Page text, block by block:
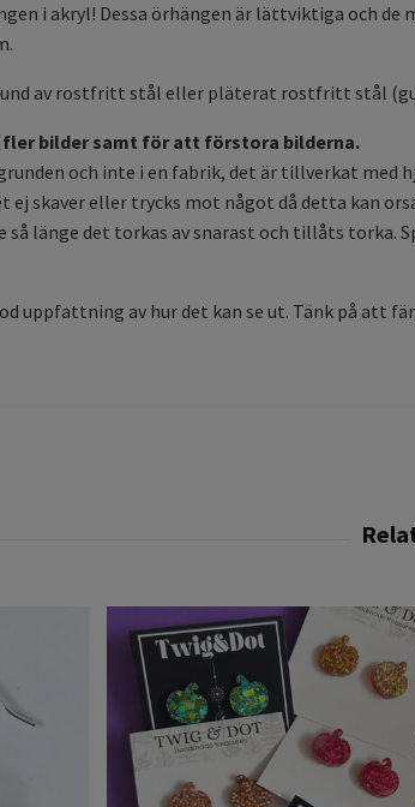
i akryl! Dessa örhängen är lättviktiga och
av rostfritt stål eller pläterat rostfritt stål
fler bilder samt för att förstora bilderna.
och inte i en fabrik, det är tillverkat med
skaver eller trycks mot något då detta kan
länge det torkas av snarast och tillåts torka.
uppfattning av hur det kan se ut. Tänk på att